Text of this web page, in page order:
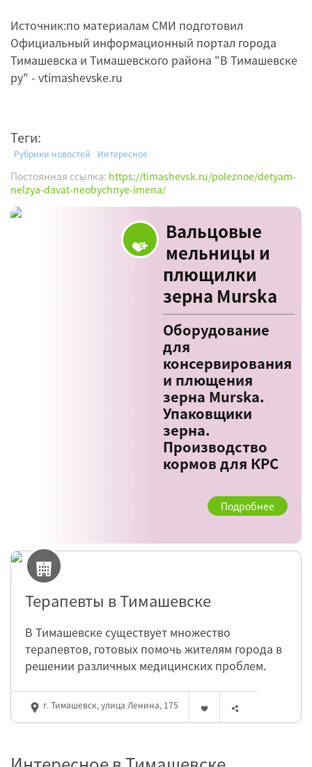
Источник:по материалам СМИ подготовил
Официальный информационный портал города
Тимашевска и Тимашевского района "В Тимашевске
ру" - vtimashevske.ru
Теги:
Рубрики новостей Интересное
Постоянная ссылка: https://timashevsk.ru/poleznoe/detyam-
nelzya-davat-neobychnye-imena/
Вальцовые
мельницы и
плющилки
зерна Murska
Оборудование
для
консервирования
и плющения
зерна Murska.
Упаковщики
зерна.
Производство
кормов для КРС
Подробнее
Терапевты в Тимашевске
В Тимашевске существует множество
терапевтов, готовых помочь жителям города в
решении различных медицинских проблем.
г. Тимашевск, улица Ленина, 175